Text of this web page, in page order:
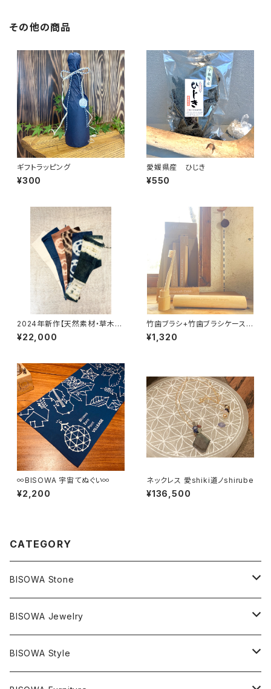
その他の商品
ギフトラッピング
¥300
愛媛県産 ひじき
¥550
2024年新作【天然素材・草木染
め】Noragi pants ヘンプコッ
トン
¥22,000
竹歯ブラシ+竹歯ブラシケースセ
ット
¥1,320
∞BISOWA 宇宙てぬぐい∞
¥2,200
ネックレス 愛shiki道ノshirube
¥136,500
CATEGORY
BISOWA Stone
マスタークリスタル / 水晶
エレスチャル
ライトニング
石の種類別
BISOWA Jewelry
ネックレス／ペンダント
BISOWA Style